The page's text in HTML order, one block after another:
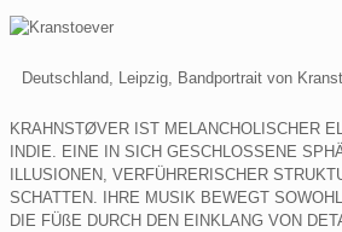
Deutschland, Leipzig, Bandportrait von
KRAHNSTØVER IST MELANCHOLISCHER
INDIE. EINE IN SICH GESCHLOSSENE
ILLUSIONEN, VERFÜHRERISCHER
SCHATTEN. IHRE MUSIK BEWEGT
DIE FÜßE DURCH DEN EINKLANG VON